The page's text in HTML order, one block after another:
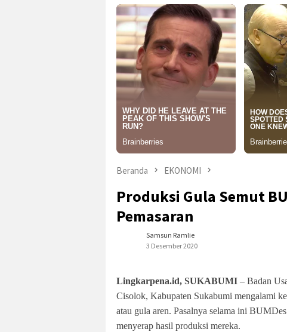
Beranda EKONOMI
Produksi Gula Semut
Pemasaran
Samsun Ramlie
3 Desember 2020
Lingkarpena.id, SUKABUMI – Badan
Cisolok, Kabupaten Sukabumi mengalami
atau gula aren. Pasalnya selama ini
menyerap hasil produksi mereka.